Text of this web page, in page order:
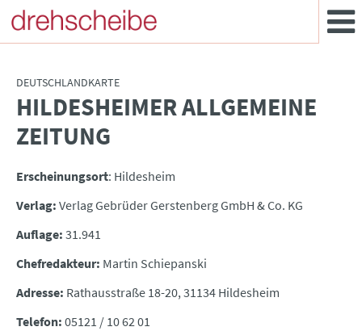
DEUTSCHLANDKARTE
:HILDESHEIMER ALLGEMEINE
ZEITUNG
Erscheinungsort: Hildesheim
Verlag: Verlag Gebrüder Gerstenberg GmbH & Co. KG
Auflage: 31.941
Chefredakteur: Martin Schiepanski
Adresse: Rathausstraße 18-20, 31134 Hildesheim
Telefon: 05121 / 10 62 01